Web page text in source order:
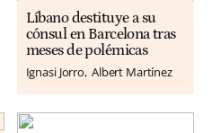
Líbano destituye a su
cónsul en Barcelona tras
meses de polémicas
Ignasi Jorro Albert Martínez